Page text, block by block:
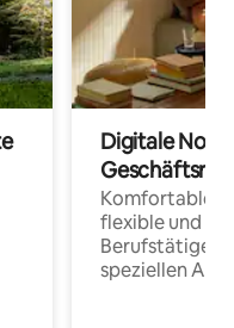
Digitale
Komfortable
flexible und
Berufstätige
speziellen